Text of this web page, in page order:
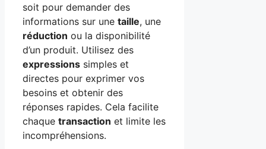
soit pour demander des
informations sur une taille, une
réduction ou la disponibilité
d’un produit. Utilisez des
expressions simples et
directes pour exprimer vos
besoins et obtenir des
réponses rapides. Cela facilite
chaque transaction et limite les
incompréhensions.